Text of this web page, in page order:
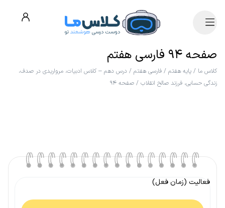
صفحه ۹۴ فارسی هفتم
کلاس ما / پایه هفتم / فارسی هفتم / درس دهم – کلاس ادبیات، مرواریدی در صدف،
زندگی حسابی، فرزند صالح انقلاب / صفحه ۹۴
فعالیت (زمان فعل)